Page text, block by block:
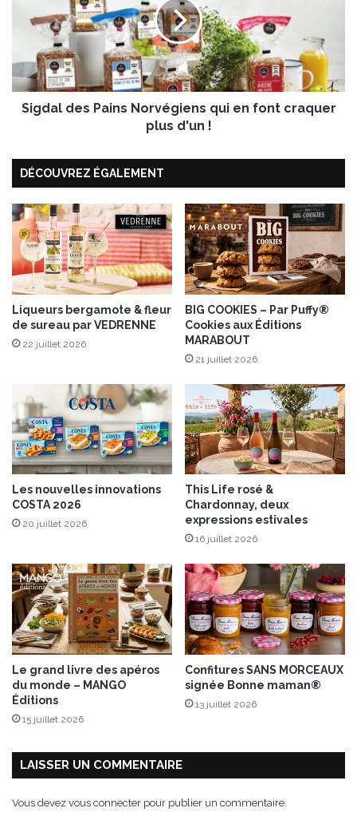
r
f
a
i
s
e
s
n
N
o
r
é
g
i
e
n
s
e
n
f
o
n
t
c
r
u
e
r
p
l
s
d
Sigdal des Pains Norvégiens qui en font craquer
plus d'un !
DÉCOUVREZ ÉGALEMENT
Liqueurs bergamote & fleur
de sureau par VEDRENNE
22 juillet 2026
BIG COOKIES – Par Puffy®
Cookies aux Éditions
MARABOUT
21 juillet 2026
Les nouvelles innovations
COSTA 2026
20 juillet 2026
This Life rosé &
Chardonnay, deux
expressions estivales
16 juillet 2026
Le grand livre des apéros
du monde – MANGO
Éditions
15 juillet 2026
Confitures SANS MORCEAUX
signée Bonne maman®
13 juillet 2026
LAISSER UN COMMENTAIRE
Vous devez vous connecter pour publier un commentaire.